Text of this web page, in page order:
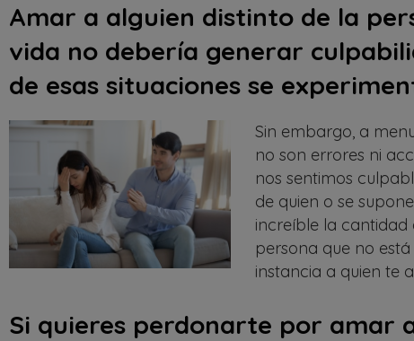
Amar a alguien distinto de la
vida no debería generar
de esas situaciones se
Sin embargo, a
no son errores ni
nos sentimos
de quien o se
increíble la cantidad
persona que no
instancia a quien te
Si quieres perdonarte por amar